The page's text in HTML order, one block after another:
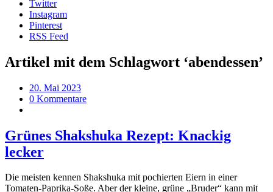
Twitter
Instagram
Pinterest
RSS Feed
Artikel mit dem Schlagwort ‘abendessen’
20. Mai 2023
0 Kommentare
Grünes Shakshuka Rezept: Knackig
lecker
Die meisten kennen Shakshuka mit pochierten Eiern in einer
Tomaten-Paprika-Soße. Aber der kleine, grüne „Bruder“ kann mit